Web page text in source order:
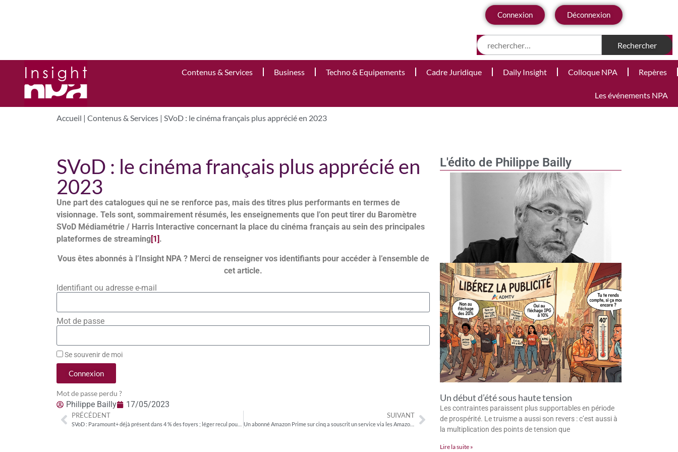
Connexion Déconnexion
Contenus & Services Business Techno & Equipements Cadre Juridique Daily Insight Colloque NPA Repères
Les événements NPA
Accueil | Contenus & Services | SVoD : le cinéma français plus apprécié en 2023
L'édito de Philippe Bailly
Un début d’été sous haute tension
Les contraintes paraissent plus supportables en période
de prospérité. Le truisme a aussi son revers : c’est aussi à
la multiplication des points de tension que
Lire la suite »
SVoD : le cinéma français plus apprécié en
2023
Une part des catalogues qui ne se renforce pas, mais des titres plus performants en termes de
visionnage. Tels sont, sommairement résumés, les enseignements que l’on peut tirer du Baromètre
SVoD Médiamétrie / Harris Interactive concernant la place du cinéma français au sein des principales
plateformes de streaming[1].
Vous êtes abonnés à l’Insight NPA ? Merci de renseigner vos identifiants pour accéder à l’ensemble de
cet article.
Identifiant ou adresse e-mail
Mot de passe
Se souvenir de moi
Connexion
Mot de passe perdu ?
Philippe Bailly 17/05/2023
PRÉCÉDENT SUIVANT
Un abonné Amazon Prime sur cinq a souscrit un service via les Amazon Channels